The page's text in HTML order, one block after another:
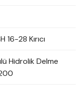
28 Kırıcı
Hidrolik Delme